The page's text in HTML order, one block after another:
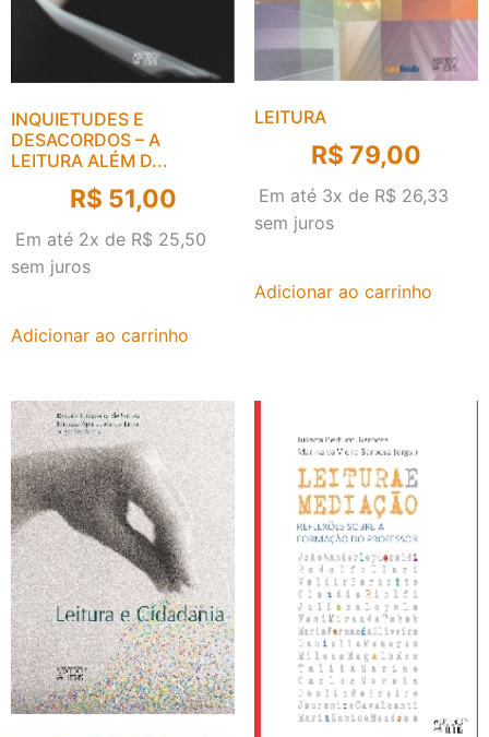
INQUIETUDES E
DESACORDOS – A
LEITURA ALÉM D...
R$ 51,00
Em até 2x de R$ 25,50
sem juros
Adicionar ao carrinho
LEITURA
R$ 79,00
Em até 3x de R$ 26,33
sem juros
Adicionar ao carrinho